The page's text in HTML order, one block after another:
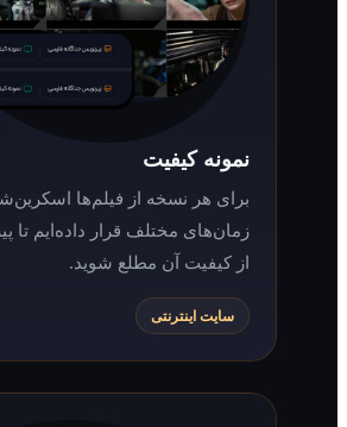
نمونه کیفیت
برای هر نسخه از فیلم‌ها اسکرین‌شات‌هایی از
زمان‌های مختلف قرار داده‌ایم تا پیش از دانلود
از کیفیت آن مطلع شوید.
سایت اینترنتی